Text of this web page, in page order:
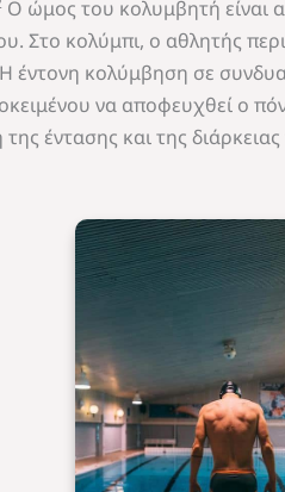
Ο ώμος του κολυμβητή είναι
Στο κολύμπι, ο αθλητής
έντονη κολύμβηση σε
να αποφευχθεί ο
έντασης και της